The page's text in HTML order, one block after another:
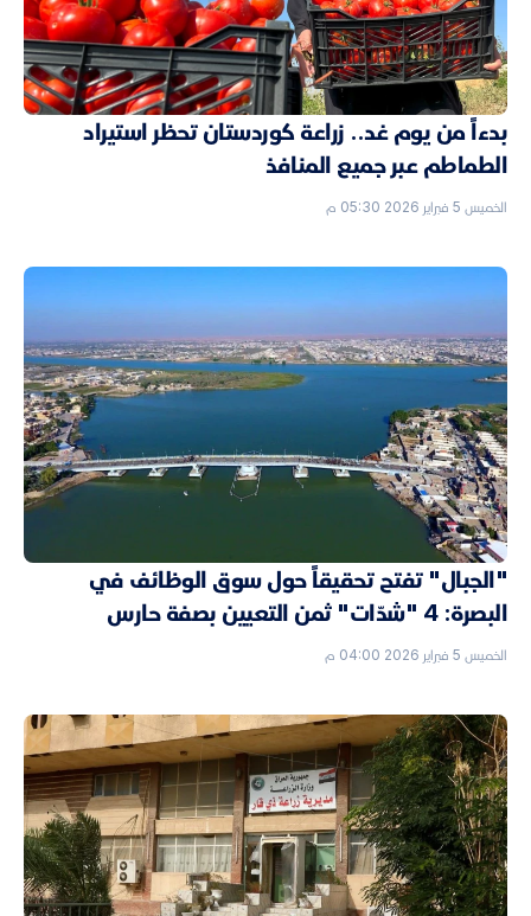
بدءاً من يوم غد.. زراعة كوردستان تحظر استيراد
الطماطم عبر جميع المنافذ
الخميس 5 فبراير 2026 05:30 م
"الجبال" تفتح تحقيقاً حول سوق الوظائف في
البصرة: 4 "شدّات" ثمن التعيين بصفة حارس
الخميس 5 فبراير 2026 04:00 م